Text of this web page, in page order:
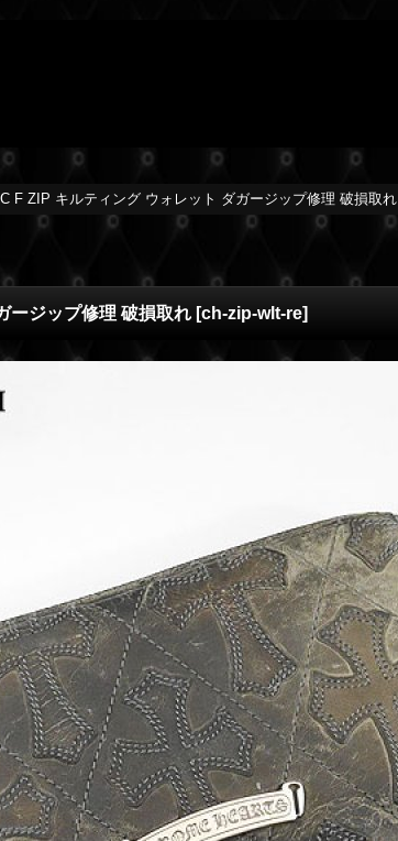
F ZIP キルティング ウォレット ダガージップ修理 破損取れ
ージップ修理 破損取れ [ch-zip-wlt-re]